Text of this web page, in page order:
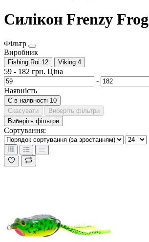
Силікон Frenzy Frog
Фільтр
Виробник
Fishing Roi 12 Viking 4
59 - 182 грн. Ціна
-
Наявність
Є в наявності 10
Скасувати
Виберіть фільтри
Виберіть фільтри
Сортування: